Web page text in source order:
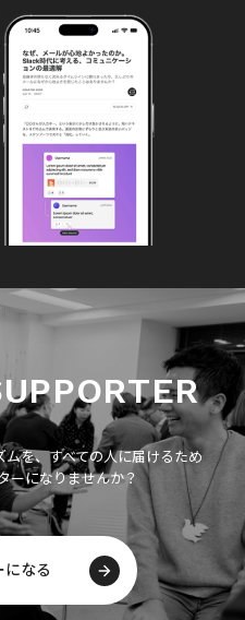
を、すべての人に届けるため
ーになりませんか？
になる